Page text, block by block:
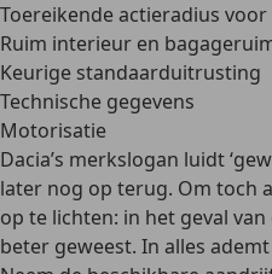
Toereikende actieradius
Ruim interieur en
Keurige standaarduitrusting
Technische gegevens
Motorisatie
Dacia’s merkslogan luidt
later nog op terug. Om toch
op te lichten: in het geval van
beter geweest. In alles